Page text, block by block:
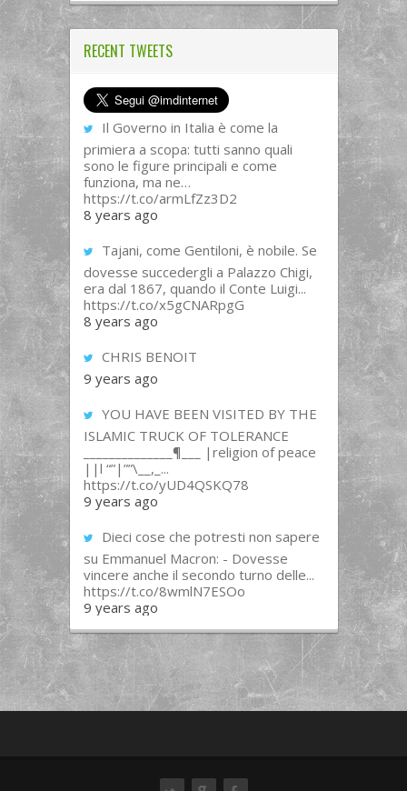
RECENT TWEETS
Il Governo in Italia è come la
primiera a scopa: tutti sanno quali
sono le figure principali e come
funziona, ma ne…
https://t.co/armLfZz3D2
8 years ago
Tajani, come Gentiloni, è nobile. Se
dovesse succedergli a Palazzo Chigi,
era dal 1867, quando il Conte Luigi...
https://t.co/x5gCNARpgG
8 years ago
CHRIS BENOIT
9 years ago
YOU HAVE BEEN VISITED BY THE
ISLAMIC TRUCK OF TOLERANCE
______________¶___ |religion of peace
||l “”|””\__,_...
https://t.co/yUD4QSKQ78
9 years ago
Dieci cose che potresti non sapere
su Emmanuel Macron: - Dovesse
vincere anche il secondo turno delle...
https://t.co/8wmlN7ESOo
9 years ago